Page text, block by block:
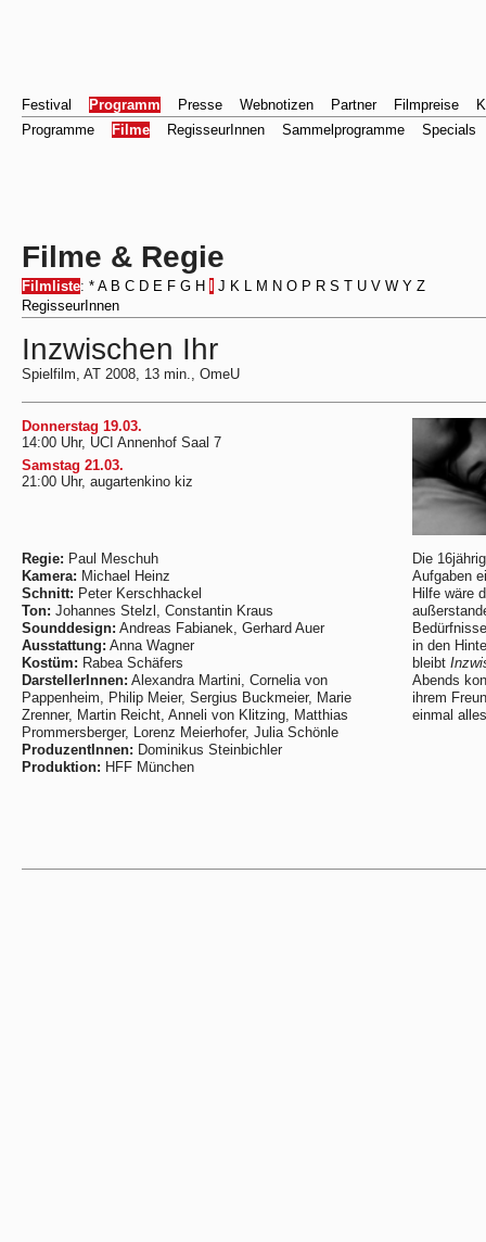
Festival Programm Presse Webnotizen Partner Filmpreise
Programme
Filme RegisseurInnen Sammelprogramme Specials
Filme & Regie
Filmliste: * A B C D E F G H J K L M N O P R S T U V W Y Z
RegisseurInnen
Inzwischen Ihr
Spielfilm, AT 2008, 13 min., OmeU
Donnerstag 19.03.
14:00 Uhr, UCI Annenhof Saal 7
Samstag 21.03.
21:00 Uhr, augartenkino kiz
Regie: Paul Meschuh
Kamera: Michael Heinz
Schnitt: Peter Kerschhackel
Ton: Johannes Stelzl, Constantin Kraus
Sounddesign: Andreas Fabianek, Gerhard Auer
Ausstattung: Anna Wagner
Kostüm: Rabea Schäfers
DarstellerInnen: Alexandra Martini, Cornelia von
Pappenheim, Philip Meier, Sergius Buckmeier, Marie
Zrenner, Martin Reicht, Anneli von Klitzing, Matthias
Prommersberger, Lorenz Meierhofer, Julia Schönle
ProduzentInnen: Dominikus Steinbichler
Produktion: HFF München
Die
Aufgaben
Hilfe wäre
in den
bleibt
Abends
ihrem
einmal